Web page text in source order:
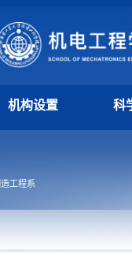
机构设置 科
工程系